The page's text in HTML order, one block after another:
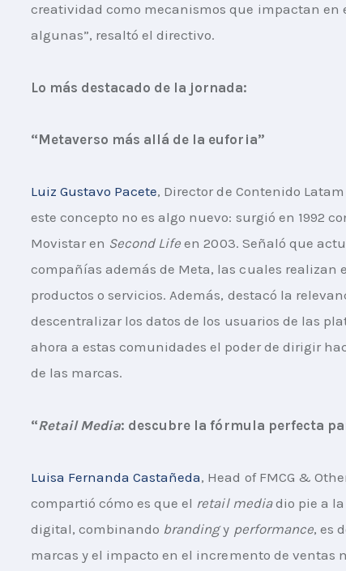
creatividad como mecanismos que impactan en
algunas”, resaltó el directivo.
Lo más destacado de la jornada:
“Metaverso más allá de la euforia”
Luiz Gustavo Pacete, Director de Contenido
este concepto no es algo nuevo: surgió en 1992
Movistar en Second Life en 2003. Señaló que
compañías además de Meta, las cuales realizan
productos o servicios. Además, destacó la
descentralizar los datos de los usuarios de las
ahora a estas comunidades el poder de dirigir
de las marcas.
“Retail Media: descubre la fórmula perfecta
Luisa Fernanda Castañeda, Head of FMCG &
compartió cómo es que el retail media dio pie a
digital, combinando branding y performance, es
marcas y el impacto en el incremento de ventas